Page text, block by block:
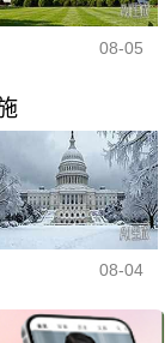
08-05
08-04